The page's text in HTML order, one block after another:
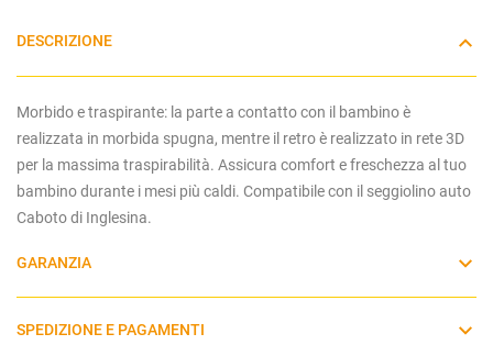
DESCRIZIONE
Morbido e traspirante: la parte a contatto con il bambino è
realizzata in morbida spugna, mentre il retro è realizzato in rete 3D
per la massima traspirabilità. Assicura comfort e freschezza al tuo
bambino durante i mesi più caldi. Compatibile con il seggiolino auto
Caboto di Inglesina.
GARANZIA
SPEDIZIONE E PAGAMENTI